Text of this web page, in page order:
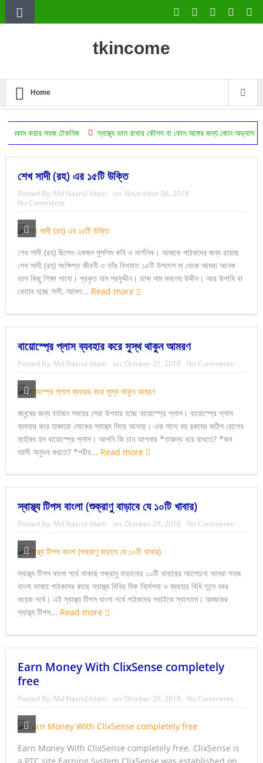
tkincome
Home
টেকনিক স্বাস্থ্য ভাল রাখার কৌশল বা কোন অঙ্গের জন্য কোন অভ্যাস উপকারি
শেখ সাদী (রহ) এর ১৫টি উক্তি
Posted By: Md Nazrul Islam on: November 06, 2018
No Comments
শেখ সাদী (রহ) ছিলেন একজন মুসলিম কবি ও দার্শনিক। আজকে পাঠকদের জন্য রয়েছে
শেখ সাদী (রহ) সংক্ষিপ্ত জীবনী ও তাঁর বিখ্যাত ১৫টি উপদেশ যা থেকে আমরা অনেক
ভাল কিছু শিক্ষা পাবো। প্রকৃত নাম শরফুদ্দীন। ডাক নাম মসলেহ উদ্দীন। আর উপাধি বা
খেতাব হচ্ছে সাদী, আসল... Read more
বায়োস্প্রে প্লাস ব্যবহার করে সুস্থ থাকুন আমরণ
Posted By: Md Nazrul Islam on: October 31, 2018 No Comments
মানুষের জন্য বর্তমান সময়ের সেরা উপহার হচ্ছে বায়োস্প্রে প্লাস। বায়োস্প্রে প্লাস
ব্যবহার করে হাজারো লোকের স্বাস্থ্য ফিরে আসছে। এক সাথে বহু রকমের জঠিল রোগের
মহৌষধ হল বায়োস্প্রে প্লাস। আপনি কি চান আপনার *তারুন্য ধরে রাখতে? *কম
বয়সী অনুভব করতে? *শরীর... Read more
স্বাস্থ্য টিপস বাংলা (শুক্রাণু বাড়াবে যে ১০টি খাবার)
Posted By: Md Nazrul Islam on: October 29, 2018 No Comments
স্বাস্থ্য টিপস বাংলা পর্বে থাকছে শুক্রানু বাড়ানোর ১০টি খাবারের আলোচনা আমরা সহজ
বাংলা ভাষায় পাঠকদের কাছে স্বাস্থ্য বিধির দিক নির্দেশনা ও ব্যবহার বিধি তুলে ধবর
কয়েক পর্বে। এই স্বাস্থ্য টিপস বাংলা পর্বে পাঠকদের সবাইকে স্বাগতম। আজকের
স্বাস্থ্য টিপস... Read more
Earn Money With ClixSense completely
free
Posted By: Md Nazrul Islam on: October 26, 2018 No Comments
Earn Money With ClixSense completely free. ClixSense is